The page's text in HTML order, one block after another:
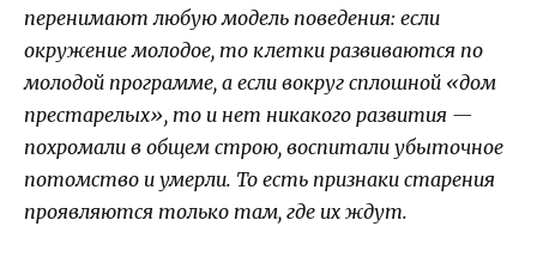
перенимают любую модель поведения: если
окружение молодое, то клетки развиваются по
молодой программе, а если вокруг сплошной «дом
престарелых», то и нет никакого развития —
похромали в общем строю, воспитали убыточное
потомство и умерли. То есть признаки старения
проявляются только там, где их ждут.